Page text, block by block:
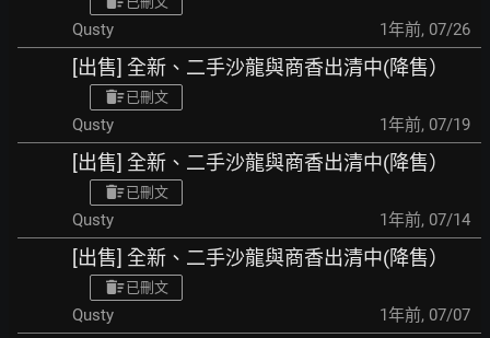
Qusty 1年前, 07/26
[出售] 全新、二手沙龍與商香出清中(降售）
已刪文
Qusty 1年前, 07/19
[出售] 全新、二手沙龍與商香出清中(降售）
已刪文
Qusty 1年前, 07/14
[出售] 全新、二手沙龍與商香出清中(降售）
已刪文
Qusty 1年前, 07/07